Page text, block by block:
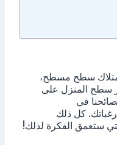
سطح مسطح،
سطح المنزل على
في
كل ذلك
ستعمق الفكرة لذلك!